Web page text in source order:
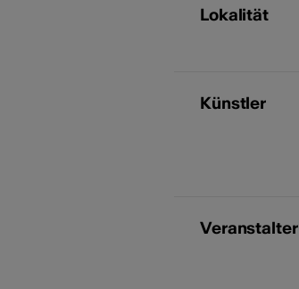
Lokalität
Künstler
Veranstalter